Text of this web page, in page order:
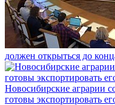
должен открыться до
Новосибирские аграрии
готовы экспортировать